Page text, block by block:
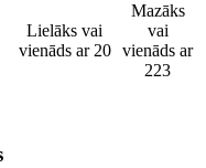
Lielāks vai
vienāds ar 20
Mazāks
vai
vienāds ar
223